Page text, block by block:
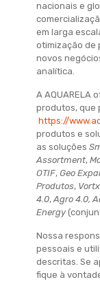
nacionais e
em larga
otimização de
novos
analítica.
A AQUARELA
produtos, que
https://
produtos e
as soluções
Assortment,
OTIF, Geo
Produtos,
4.0,Agro 4.0,
Energy
Nossa
pessoais e
descritas. Se
fique à